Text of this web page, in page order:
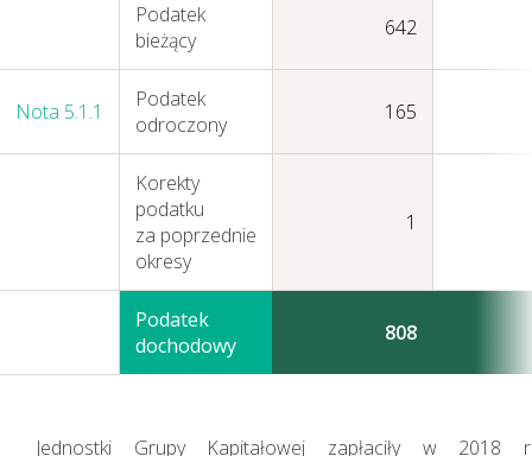
Podatek
bieżący
642
Nota 5.1.1
Podatek
odroczony
165
Korekty
podatku
za poprzednie
okresy
1
Podatek
dochodowy
808
Jednostki Grupy Kapitałowej zapłaciły w 2018